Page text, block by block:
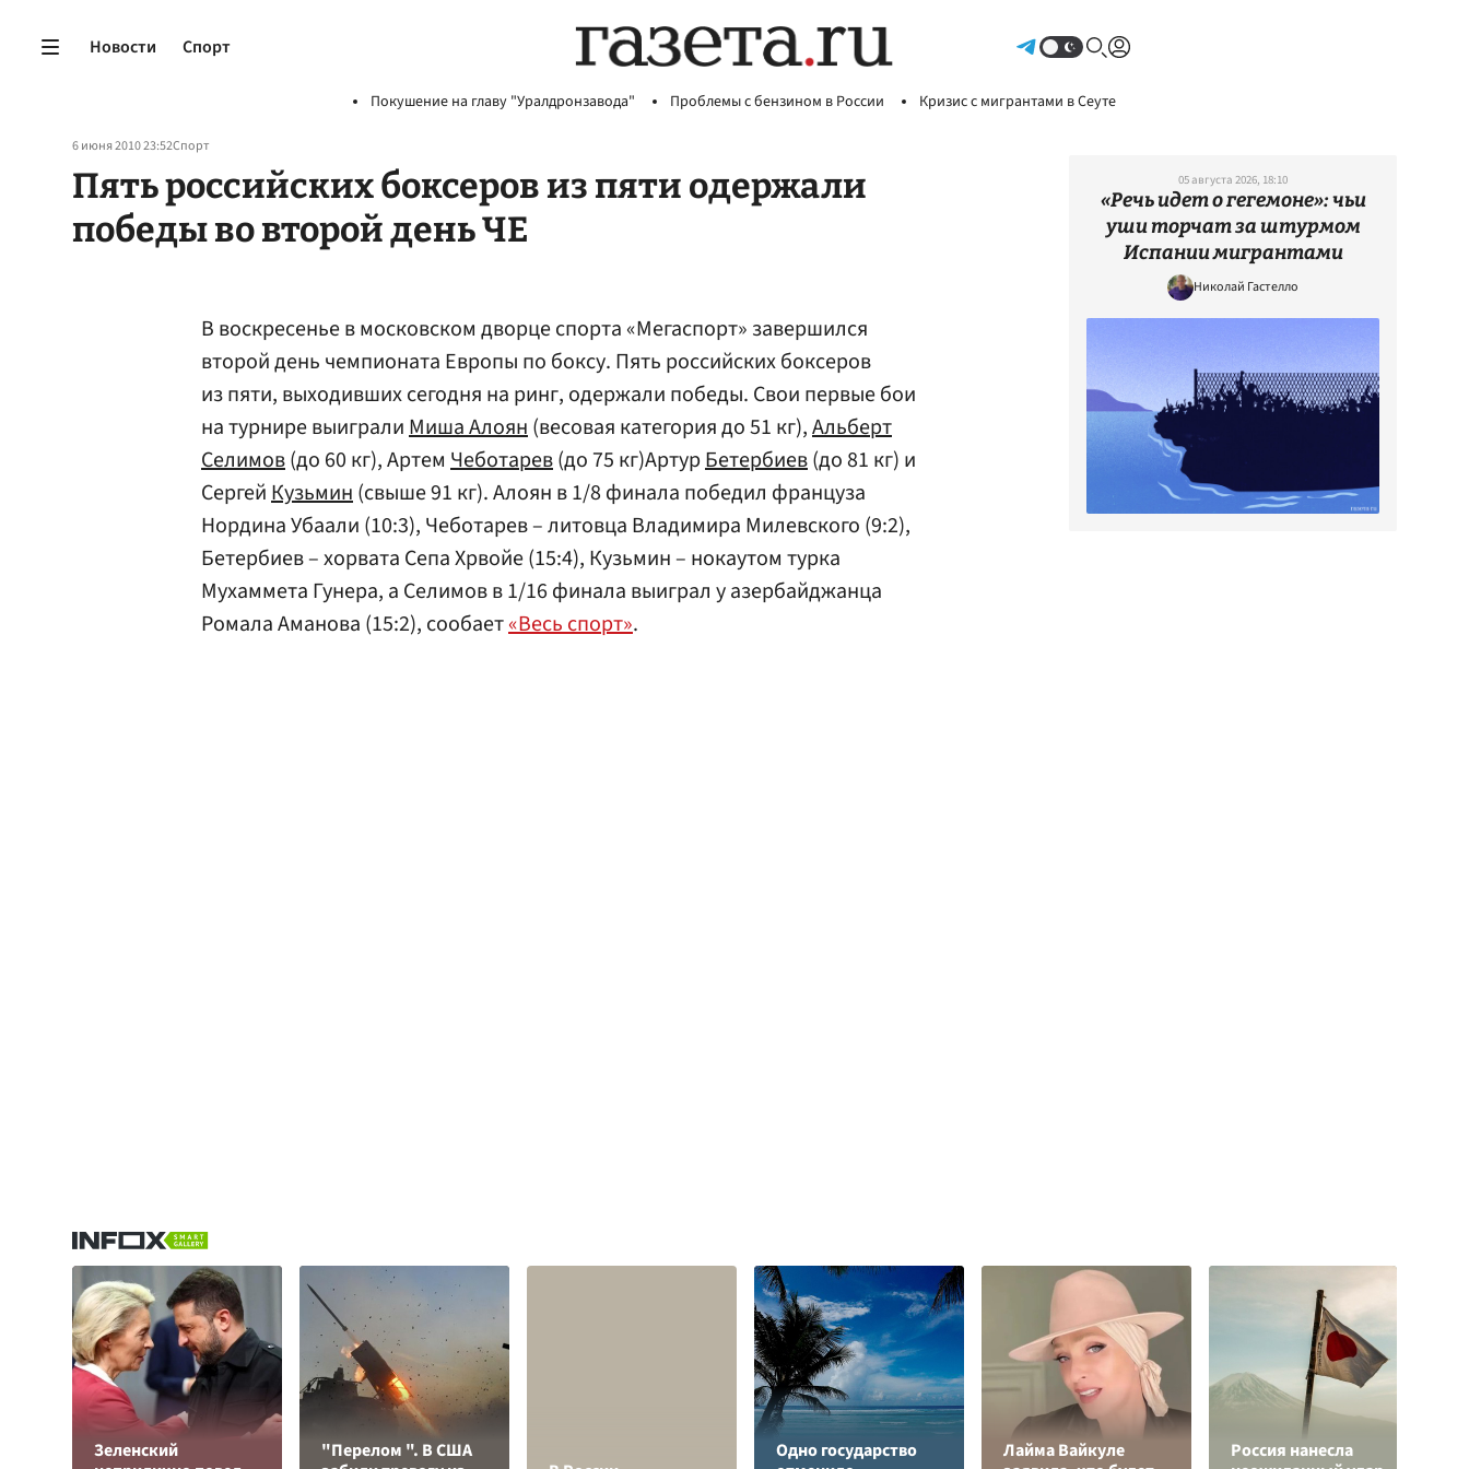
Новости Спорт
Покушение на главу "Уралдронзавода" Проблемы с бензином в России Кризис с мигрантами в Сеуте
6 июня 2010 23:52Спорт
Пять российских боксеров из пяти одержали
победы во второй день ЧЕ
В воскресенье в московском дворце спорта «Мегаспорт» завершился
второй день чемпионата Европы по боксу. Пять российских боксеров
из пяти, выходивших сегодня на ринг, одержали победы. Свои первые бои
на турнире выигралиМиша Алоян(весовая категория до 51 кг),Альберт
Селимов(до 60 кг), Артем Чеботарев(до 75 кг)АртурБетербиев(до 81 кг) и
СергейКузьмин(свыше 91 кг). Алоян в 1/8 финала победил француза
Нордина Убаали (10:3), Чеботарев – литовца Владимира Милевского (9:2),
Бетербиев – хорвата Сепа Хрвойе (15:4), Кузьмин – нокаутом турка
Мухаммета Гунера, а Селимов в 1/16 финала выиграл у азербайджанца
Ромала Аманова (15:2), сообает«Весь спорт».
05 августа 2026, 18:10
«Речь идет о гегемоне»: чьи
уши торчат за штурмом
Испании мигрантами
Николай Гастелло
Зеленский
"Перелом ". В США
Одно государство
Лайма Вайкуле
Россия нанесла